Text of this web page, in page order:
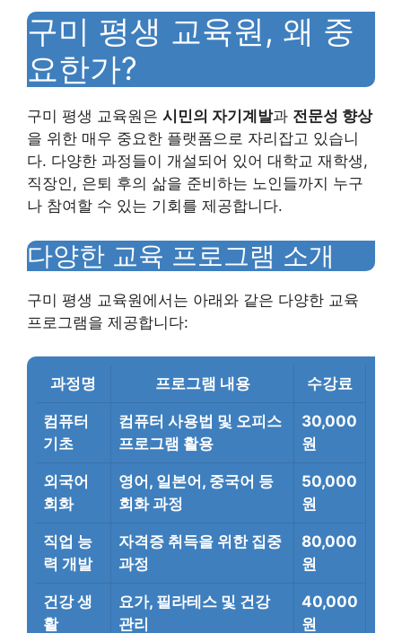
구미 평생 교육원, 왜 중
요한가?
구미 평생 교육원은 시민의 자기계발과 전문성 향상
을 위한 매우 중요한 플랫폼으로 자리잡고 있습니
다. 다양한 과정들이 개설되어 있어 대학교 재학생,
직장인, 은퇴 후의 삶을 준비하는 노인들까지 누구
나 참여할 수 있는 기회를 제공합니다.
다양한 교육 프로그램 소개
구미 평생 교육원에서는 아래와 같은 다양한 교육
프로그램을 제공합니다:
과정명 프로그램 내용 수강료
컴퓨터
기초
컴퓨터 사용법 및 오피스
프로그램 활용
30,000
원
외국어
회화
영어, 일본어, 중국어 등
회화 과정
50,000
원
직업 능
력 개발
자격증 취득을 위한 집중
과정
80,000
원
건강 생
활
요가, 필라테스 및 건강
관리
40,000
원